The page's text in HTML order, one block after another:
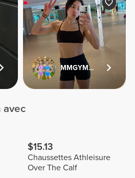
MMGYMSISTERS
avec
$15.13
Chaussettes Athleisure
Over The Calf